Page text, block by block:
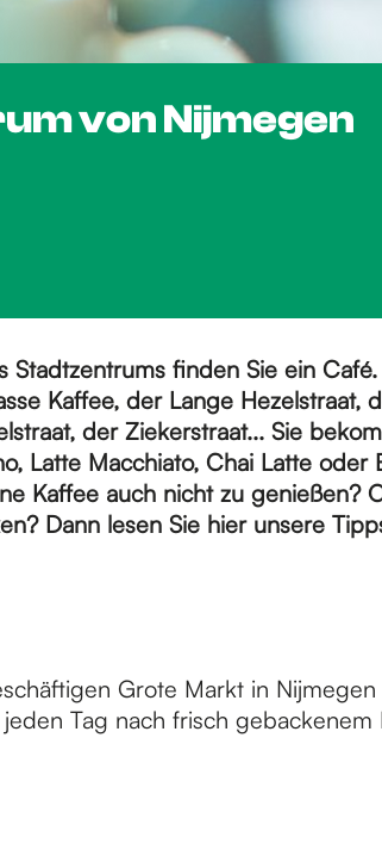
von Nijmegen
Stadtzentrums finden Sie ein
Kaffee, der Lange Hezelstraat,
der Ziekerstraat... Sie
Latte Macchiato, Chai Latte oder
Kaffee auch nicht zu genießen?
Dann lesen Sie hier unsere
Grote Markt in
Tag nach frisch gebackenem